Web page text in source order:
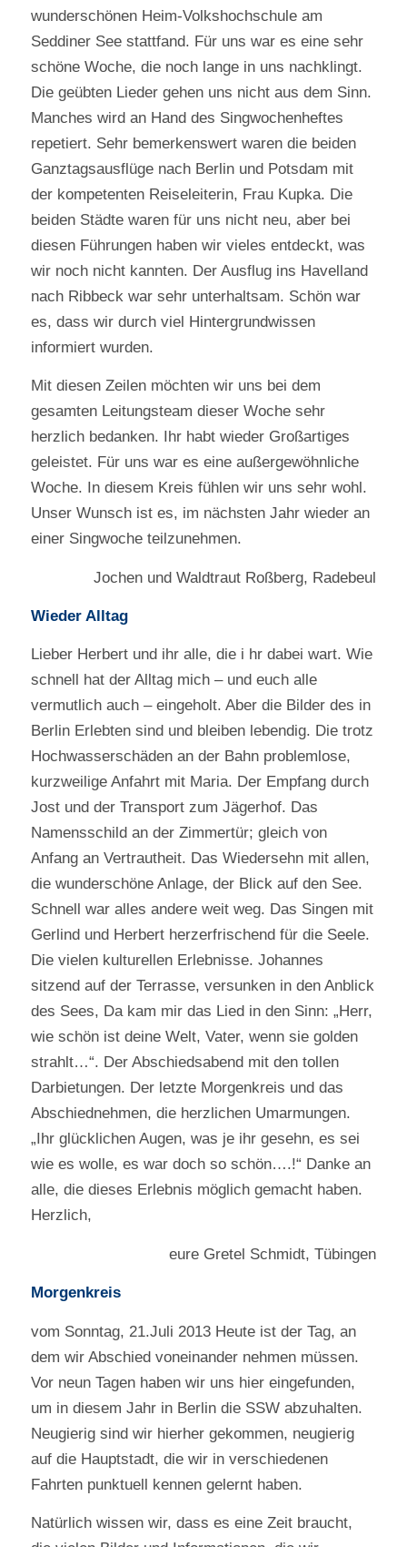
wunderschönen Heim-Volkshochschule am
Seddiner See stattfand. Für uns war es eine sehr
schöne Woche, die noch lange in uns nachklingt.
Die geübten Lieder gehen uns nicht aus dem Sinn.
Manches wird an Hand des Singwochenheftes
repetiert. Sehr bemerkenswert waren die beiden
Ganztagsausflüge nach Berlin und Potsdam mit
der kompetenten Reiseleiterin, Frau Kupka. Die
beiden Städte waren für uns nicht neu, aber bei
diesen Führungen haben wir vieles entdeckt, was
wir noch nicht kannten. Der Ausflug ins Havelland
nach Ribbeck war sehr unterhaltsam. Schön war
es, dass wir durch viel Hintergrundwissen
informiert wurden.
Mit diesen Zeilen möchten wir uns bei dem
gesamten Leitungsteam dieser Woche sehr
herzlich bedanken. Ihr habt wieder Großartiges
geleistet. Für uns war es eine außergewöhnliche
Woche. In diesem Kreis fühlen wir uns sehr wohl.
Unser Wunsch ist es, im nächsten Jahr wieder an
einer Singwoche teilzunehmen.
Jochen und Waldtraut Roßberg, Radebeul
Wieder Alltag
Lieber Herbert und ihr alle, die i hr dabei wart. Wie
schnell hat der Alltag mich – und euch alle
vermutlich auch – eingeholt. Aber die Bilder des in
Berlin Erlebten sind und bleiben lebendig. Die trotz
Hochwasserschäden an der Bahn problemlose,
kurzweilige Anfahrt mit Maria. Der Empfang durch
Jost und der Transport zum Jägerhof. Das
Namensschild an der Zimmertür; gleich von
Anfang an Vertrautheit. Das Wiedersehn mit allen,
die wunderschöne Anlage, der Blick auf den See.
Schnell war alles andere weit weg. Das Singen mit
Gerlind und Herbert herzerfrischend für die Seele.
Die vielen kulturellen Erlebnisse. Johannes
sitzend auf der Terrasse, versunken in den Anblick
des Sees, Da kam mir das Lied in den Sinn: „Herr,
wie schön ist deine Welt, Vater, wenn sie golden
strahlt…“. Der Abschiedsabend mit den tollen
Darbietungen. Der letzte Morgenkreis und das
Abschiednehmen, die herzlichen Umarmungen.
„Ihr glücklichen Augen, was je ihr gesehn, es sei
wie es wolle, es war doch so schön….!“ Danke an
alle, die dieses Erlebnis möglich gemacht haben.
Herzlich,
eure Gretel Schmidt, Tübingen
Morgenkreis
vom Sonntag, 21.Juli 2013 Heute ist der Tag, an
dem wir Abschied voneinander nehmen müssen.
Vor neun Tagen haben wir uns hier eingefunden,
um in diesem Jahr in Berlin die SSW abzuhalten.
Neugierig sind wir hierher gekommen, neugierig
auf die Hauptstadt, die wir in verschiedenen
Fahrten punktuell kennen gelernt haben.
Natürlich wissen wir, dass es eine Zeit braucht,